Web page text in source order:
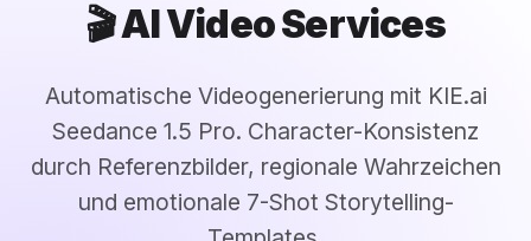
🎬 AI Video Services
Automatische Videogenerierung mit KIE.ai
Seedance 1.5 Pro. Character-Konsistenz
durch Referenzbilder, regionale Wahrzeichen
und emotionale 7-Shot Storytelling-